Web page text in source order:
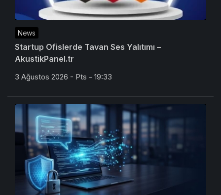
News
Startup Ofislerde Tavan Ses Yalıtımı –
AkustikPanel.tr
3 Ağustos 2026 - Pts - 19:33